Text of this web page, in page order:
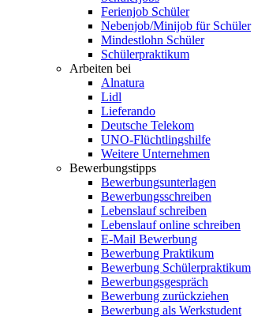
Ferienjob Schüler
Nebenjob/Minijob für Schüler
Mindestlohn Schüler
Schülerpraktikum
Arbeiten bei
Alnatura
Lidl
Lieferando
Deutsche Telekom
UNO-Flüchtlingshilfe
Weitere Unternehmen
Bewerbungstipps
Bewerbungsunterlagen
Bewerbungsschreiben
Lebenslauf schreiben
Lebenslauf online schreiben
E-Mail Bewerbung
Bewerbung Praktikum
Bewerbung Schülerpraktikum
Bewerbungsgespräch
Bewerbung zurückziehen
Bewerbung als Werkstudent